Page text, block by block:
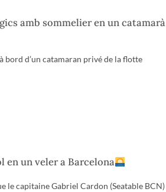
amb sommelier en un catamarà
bord d’un catamaran privé de la flotte
en un veler a Barcelona
le capitaine Gabriel Cardon (Seatable BCN)